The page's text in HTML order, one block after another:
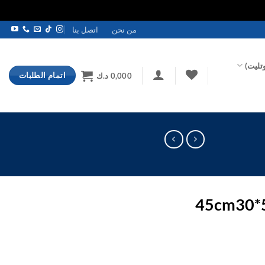
من نحن اتصل بنا
0,000 د.ك اتمام الطلبات